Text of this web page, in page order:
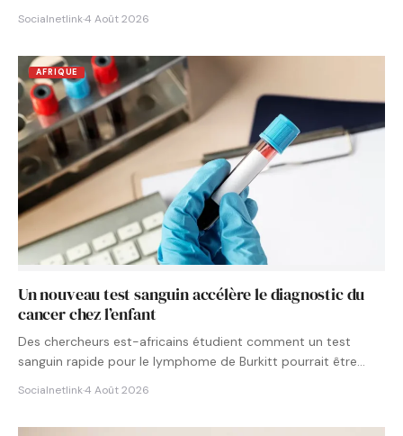
Socialnetlink·4 Août 2026
AFRIQUE
Un nouveau test sanguin accélère le diagnostic du
cancer chez l’enfant
Des chercheurs est-africains étudient comment un test
sanguin rapide pour le lymphome de Burkitt pourrait être
Socialnetlink·4 Août 2026